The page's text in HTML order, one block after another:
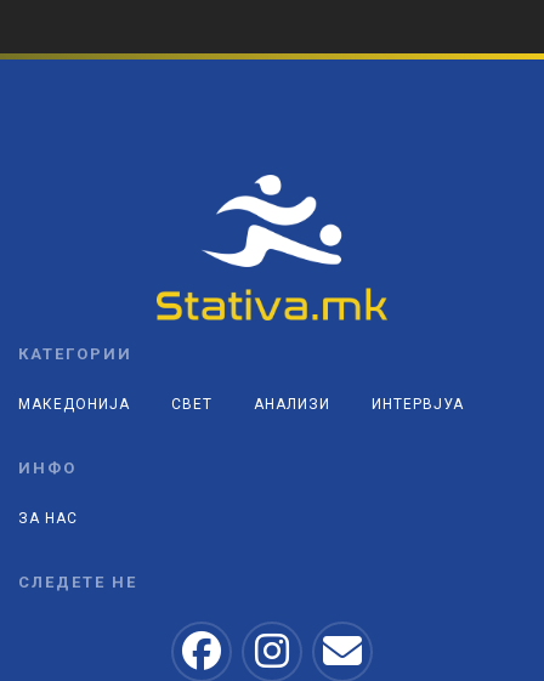
КАТЕГОРИИ
МАКЕДОНИЈА СВЕТ АНАЛИЗИ ИНТЕРВЈУА
ИНФО
ЗА НАС
СЛЕДЕТЕ НЕ